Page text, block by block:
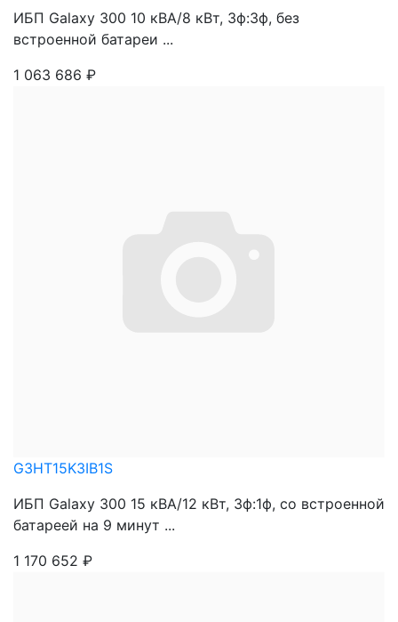
ИБП Galaxy 300 10 кВА/8 кВт, 3ф:3ф, без
встроенной батареи ...
1 063 686 ₽
G3HT15K3IB1S
ИБП Galaxy 300 15 кВА/12 кВт, 3ф:1ф, со встроенной
батареей на 9 минут ...
1 170 652 ₽